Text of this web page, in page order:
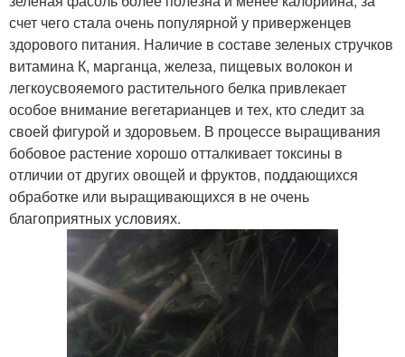
счет чего стала очень популярной у приверженцев
здорового питания. Наличие в составе зеленых стручков
витамина К, марганца, железа, пищевых волокон и
легкоусвояемого растительного белка привлекает
особое внимание вегетарианцев и тех, кто следит за
своей фигурой и здоровьем. В процессе выращивания
бобовое растение хорошо отталкивает токсины в
отличии от других овощей и фруктов, поддающихся
обработке или выращивающихся в не очень
благоприятных условиях.